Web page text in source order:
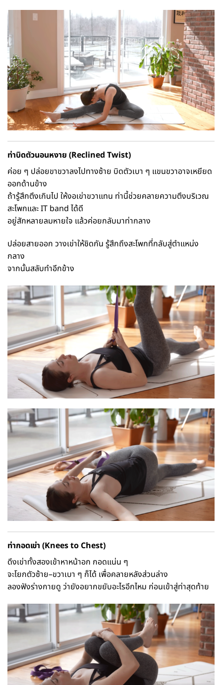
ท่าบิดตัวนอนหงาย (Reclined Twist)
ค่อย ๆ ปล่อยขาขวาลงไปทางซ้าย บิดตัวเบา ๆ แขนขวาอาจเหยียด
ออกด้านข้าง
ถ้ารู้สึกตึงเกินไป ให้งอเข่าขวาแทน ท่านี้ช่วยคลายความตึงบริเวณ
สะโพกและ IT band ได้ดี
อยู่สักหลายลมหายใจ แล้วค่อยกลับมาท่ากลาง
ปล่อยสายออก วางเข่าให้ชิดกัน รู้สึกถึงสะโพกที่กลับสู่ตำแหน่ง
กลาง
จากนั้นสลับทำอีกข้าง
ท่ากอดเข่า (Knees to Chest)
ดึงเข่าทั้งสองเข้าหาหน้าอก กอดแน่น ๆ
จะโยกตัวซ้าย–ขวาเบา ๆ ก็ได้ เพื่อคลายหลังส่วนล่าง
ลองฟังร่างกายดู ว่ายังอยากขยับอะไรอีกไหม ก่อนเข้าสู่ท่าสุดท้าย